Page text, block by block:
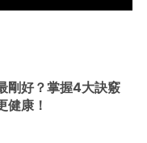
剛好？掌握4大訣竅
健康！